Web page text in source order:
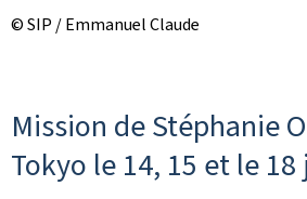
© SIP / Emmanuel Claude
Mission de Stéphanie
Tokyo le 14, 15 et le